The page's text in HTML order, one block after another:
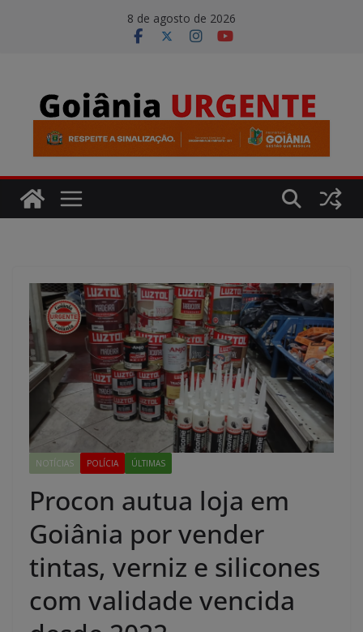
8 de agosto de 2026
NOTÍCIAS POLÍCIA ÚLTIMAS
Procon autua loja em
Goiânia por vender
tintas, verniz e silicones
com validade vencida
modal-check